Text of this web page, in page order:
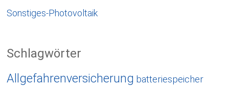
Sonstiges-Photovoltaik
Schlagwörter
Allgefahrenversicherung batteriespeicher